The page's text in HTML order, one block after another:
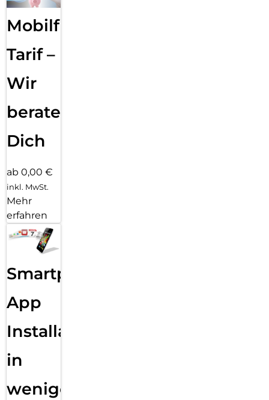
das Fairphone (Gen. 6) auf sinnvolle Innovation und realen
Impact.
Mobilfunk
Tarif –
Wir
beraten
Dich
ab 0,00 €
inkl. MwSt.
Mehr
erfahren
Smartphone
App
Installation
in
wenigen